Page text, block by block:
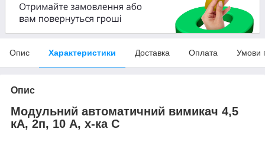
Опис Характеристики Доставка Оплата Умови
Опис
Модульний автоматичний вимикач 4,5
кА, 2п, 10 А, х-ка С